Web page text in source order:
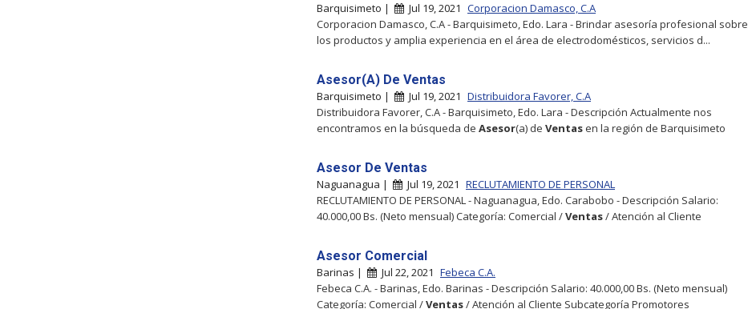
Barquisimeto | Jul 19, 2021 Corporacion Damasco, C.A
Corporacion Damasco, C.A - Barquisimeto, Edo. Lara - Brindar asesoría profesional sobre
los productos y amplia experiencia en el área de electrodomésticos, servicios d...
Asesor(A) De Ventas
Barquisimeto | Jul 19, 2021 Distribuidora Favorer, C.A
Distribuidora Favorer, C.A - Barquisimeto, Edo. Lara - Descripción Actualmente nos
encontramos en la búsqueda de Asesor(a) de Ventasen la región de Barquisimeto
Asesor De Ventas
Naguanagua | Jul 19, 2021 RECLUTAMIENTO DE PERSONAL
RECLUTAMIENTO DE PERSONAL - Naguanagua, Edo. Carabobo - Descripción Salario:
40.000,00 Bs. (Neto mensual) Categoría: Comercial /Ventas/ Atención al Cliente
Asesor Comercial
Barinas | Jul 22, 2021 Febeca C.A.
Febeca C.A. - Barinas, Edo. Barinas - Descripción Salario: 40.000,00 Bs. (Neto mensual)
Categoría: Comercial /Ventas/ Atención al Cliente Subcategoría Promotores